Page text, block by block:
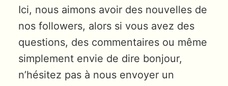
Ici, nous aimons avoir des nouvelles de
nos followers, alors si vous avez des
questions, des commentaires ou même
simplement envie de dire bonjour,
n’hésitez pas à nous envoyer un